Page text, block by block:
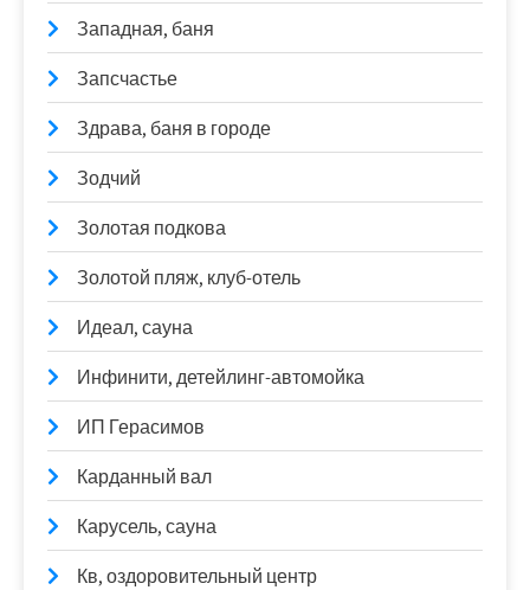
Западная, баня
Запсчастье
Здрава, баня в городе
Зодчий
Золотая подкова
Золотой пляж, клуб-отель
Идеал, сауна
Инфинити, детейлинг-автомойка
ИП Герасимов
Карданный вал
Карусель, сауна
Кв, оздоровительный центр